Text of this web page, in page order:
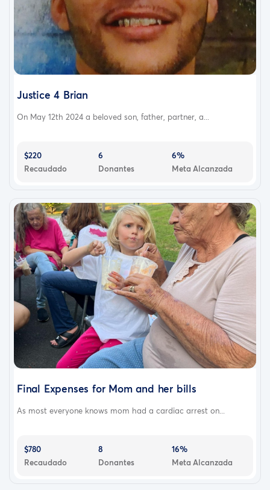
Justice 4 Brian
On May 12th 2024 a beloved son, father, partner, a...
$220
Recaudado
6
Donantes
6%
Meta Alcanzada
Final Expenses for Mom and her bills
As most everyone knows mom had a cardiac arrest on...
$780
Recaudado
8
Donantes
16%
Meta Alcanzada